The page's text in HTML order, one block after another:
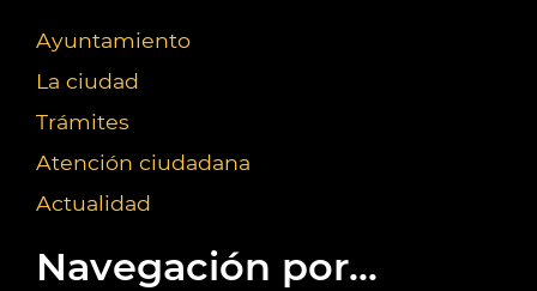
Ayuntamiento
La ciudad
Trámites
Atención ciudadana
Actualidad
Navegación por...